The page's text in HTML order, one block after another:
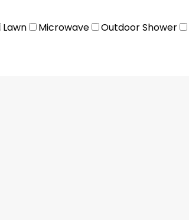
Lawn Microwave Outdoor Shower